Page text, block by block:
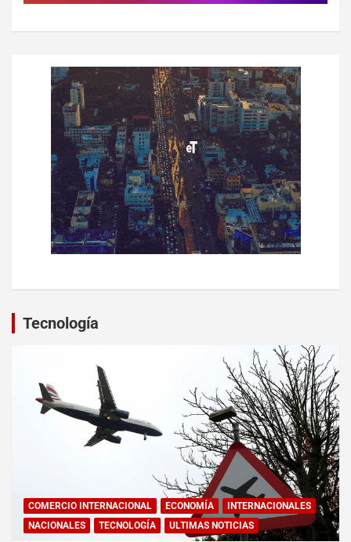
Tecnología
COMERCIO INTERNACIONAL ECONOMÍA
INTERNACIONALES
NACIONALES
TECNOLOGÍA ULTIMAS NOTICIAS